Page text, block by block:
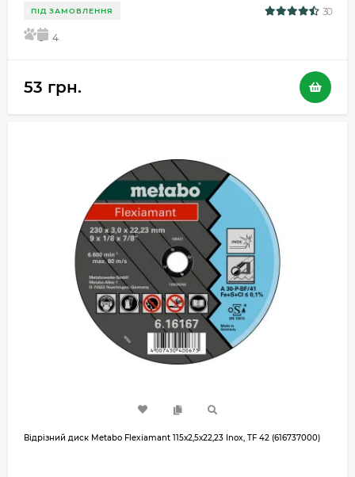
ПІД ЗАМОВЛЕННЯ 30
5 4
53 грн.
Відрізний диск Metabo Flexiamant 115х2,5х22,23 Inox, TF 42 (616737000)